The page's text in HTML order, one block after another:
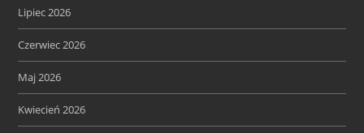
Lipiec 2026
Czerwiec 2026
Maj 2026
Kwiecień 2026